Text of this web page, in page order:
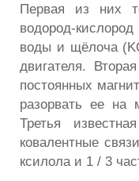
Первая из них
водород-
воды и щёлоча
двигателя.
постоянных
разорвать ее на
Третья
ковалентные
ксилола и 1 / 3